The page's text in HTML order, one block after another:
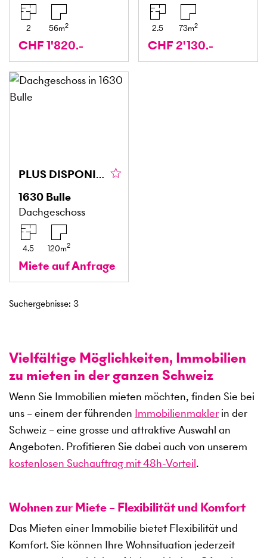
2 56m2
CHF 1'820.-
2.5 73m2
CHF 2'130.-
PLUS DISPONIBLE / LOUÉ
1630 Bulle
Dachgeschoss
4.5 120m2
Miete auf Anfrage
Suchergebnisse: 3
Vielfältige Möglichkeiten, Immobilien
zu mieten in der ganzen Schweiz
Wenn Sie Immobilien mieten möchten, finden Sie bei
uns – einem der führenden Immobilienmakler in der
Schweiz – eine grosse und attraktive Auswahl an
Angeboten. Profitieren Sie dabei auch von unserem
kostenlosen Suchauftrag mit 48h-Vorteil.
Wohnen zur Miete – Flexibilität und Komfort
Das Mieten einer Immobilie bietet Flexibilität und
Komfort. Sie können Ihre Wohnsituation jederzeit